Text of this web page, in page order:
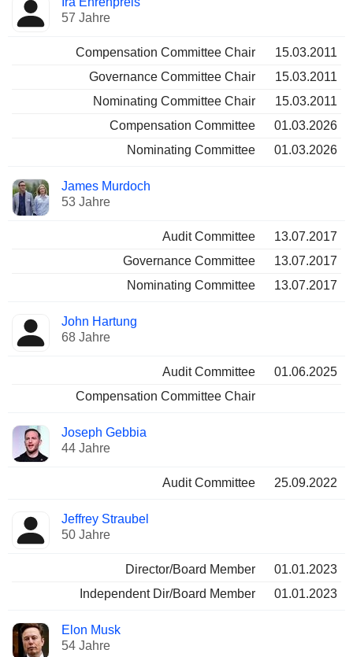
57 Jahre
Compensation Committee Chair
15.03.2011
Governance Committee Chair
15.03.2011
Nominating Committee Chair
15.03.2011
Compensation Committee
01.03.2026
Nominating Committee
01.03.2026
James Murdoch
53 Jahre
Audit Committee
13.07.2017
Governance Committee
13.07.2017
Nominating Committee
13.07.2017
John Hartung
68 Jahre
Audit Committee
01.06.2025
Compensation Committee Chair
Joseph Gebbia
44 Jahre
Audit Committee 25.09.2022
Jeffrey Straubel
50 Jahre
Director/Board Member
01.01.2023
Independent Dir/Board Member
01.01.2023
Elon Musk
54 Jahre